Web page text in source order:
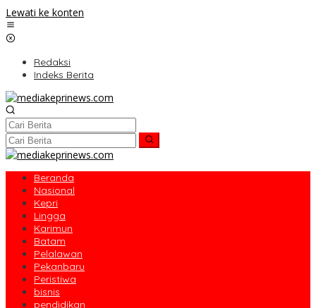
Lewati ke konten
Redaksi
Indeks Berita
Beranda
Nasional
Kepri
Lingga
Karimun
Batam
Pelalawan
Pekanbaru
Peristiwa
bisnis
pendidikan